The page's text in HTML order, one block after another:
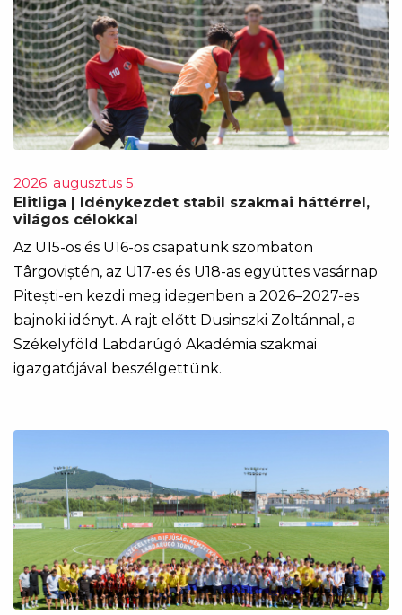
2026. augusztus 5.
Elitliga | Idénykezdet stabil szakmai háttérrel,
világos célokkal
Az U15-ös és U16-os csapatunk szombaton
Târgoviștén, az U17-es és U18-as együttes vasárnap
Pitești-en kezdi meg idegenben a 2026–2027-es
bajnoki idényt. A rajt előtt Dusinszki Zoltánnal, a
Székelyföld Labdarúgó Akadémia szakmai
igazgatójával beszélgettünk.